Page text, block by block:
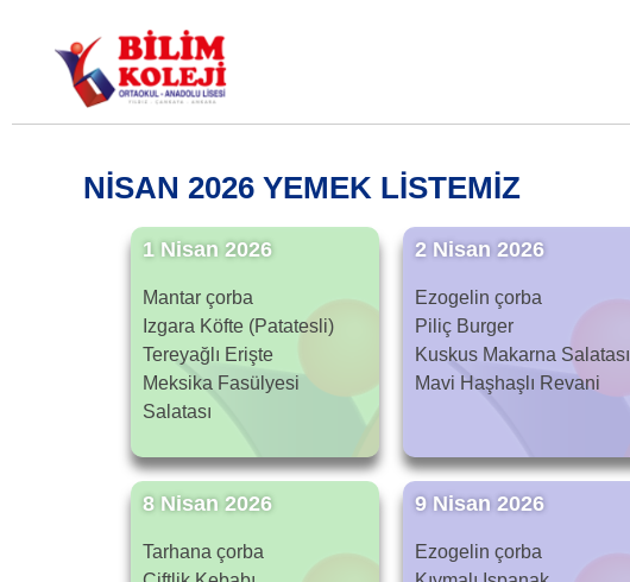
Bilim Koleji
NİSAN 2026 YEMEK LİSTEMİZ
1 Nisan 2026
Mantar çorba
Izgara Köfte (Patatesli)
Tereyağlı Erişte
Meksika Fasülyesi
Salatası
2 Nisan 2026
Ezogelin çorba
Piliç Burger
Kuskus Makarna Salatası
Mavi Haşhaşlı Revani
8 Nisan 2026
Tarhana çorba
9 Nisan 2026
Ezogelin çorba